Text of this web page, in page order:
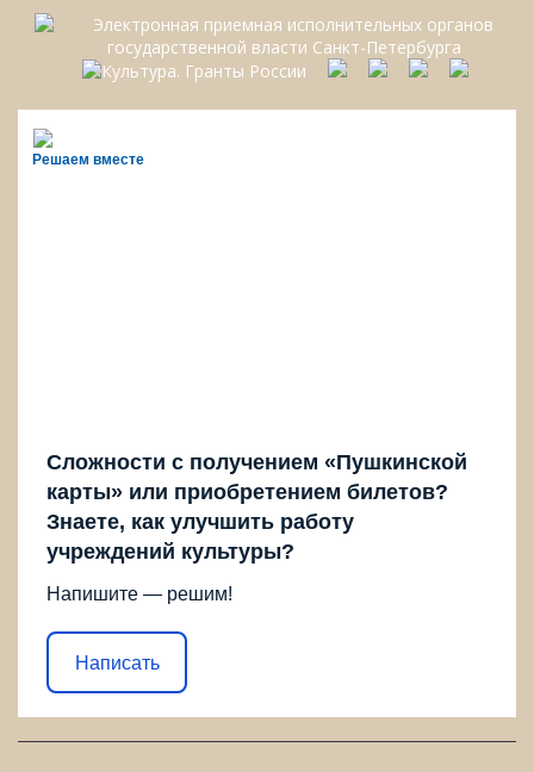
Решаем вместе
Сложности с получением «Пушкинской
карты» или приобретением билетов?
Знаете, как улучшить работу
учреждений культуры?
Напишите — решим!
Написать